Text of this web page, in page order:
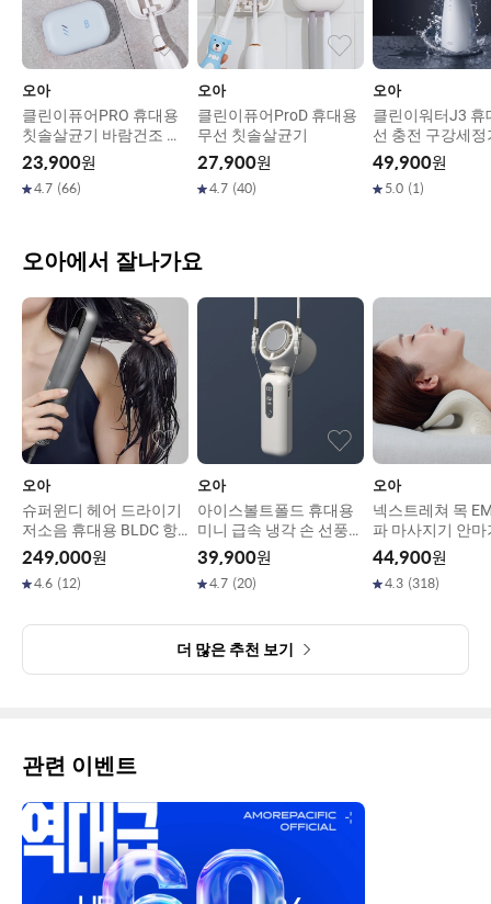
오아
클린이퓨어PRO 휴대용
칫솔살균기 바람건조 고
온히팅 유선 무선 겸용 U
VC LED 살균
23,900원
4.7 (66)
오아
클린이퓨어ProD 휴대용
무선 칫솔살균기
27,900원
4.7 (40)
오아
클린이워터J3 휴
선 충전 구강세정
실 칫솔 치간 치
49,900원
5.0 (1)
오아에서 잘나가요
오아
슈퍼윈디 헤어 드라이기
저소음 휴대용 BLDC 항
공모터 강력 드라이어
249,000원
4.6 (12)
오아
아이스볼트폴드 휴대용
미니 급속 냉각 손 선풍기
이중쿨링 BLDC
39,900원
4.7 (20)
오아
넥스트레쳐 목
파 마사지기 안마
레칭 기구
44,900원
4.3 (318)
더 많은 추천 보기
관련 이벤트